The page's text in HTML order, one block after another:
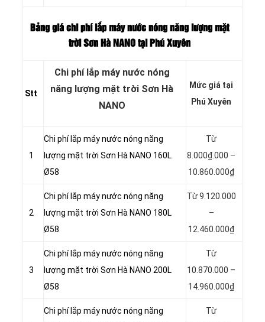
Bảng giá chi phí lắp máy nước nóng năng lượng mặt
trời Sơn Hà NANO tại Phú Xuyên
Stt
Chi phí lắp máy nước nóng
năng lượng mặt trời Sơn Hà
NANO
Mức giá tại
Phú Xuyên
1
Chi phí lắp máy nước nóng năng
lượng mặt trời Sơn Hà NANO 160L
Ø58
Từ
8.000₫.000 –
10.860.000₫
2
Chi phí lắp máy nước nóng năng
lượng mặt trời Sơn Hà NANO 180L
Ø58
Từ 9.120.000
–
12.460.000₫
3
Chi phí lắp máy nước nóng năng
lượng mặt trời Sơn Hà NANO 200L
Ø58
Từ
10.870.000 –
14.960.000₫
Chi phí lắp máy nước nóng năng
Từ